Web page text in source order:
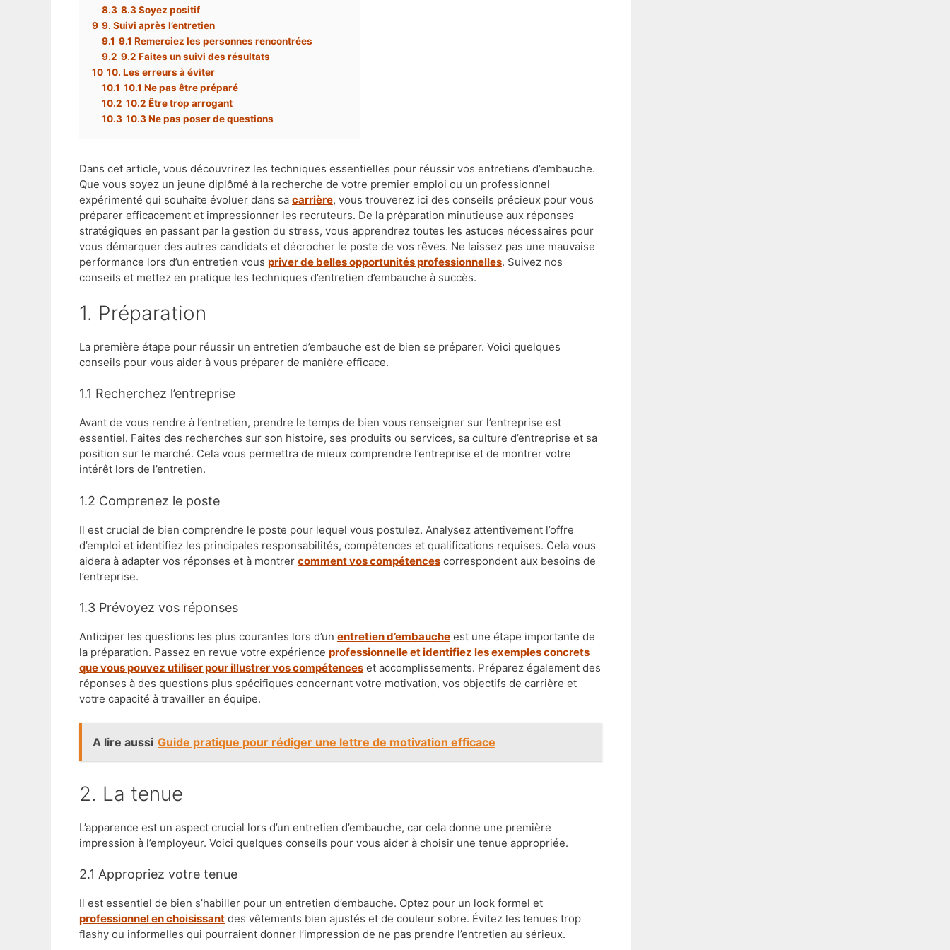
8.3 8.3 Soyez positif
9 9. Suivi après l’entretien
9.1 9.1 Remerciez les personnes rencontrées
9.2 9.2 Faites un suivi des résultats
10 10. Les erreurs à éviter
10.1 10.1 Ne pas être préparé
10.2 10.2 Être trop arrogant
10.3 10.3 Ne pas poser de questions
Dans cet article, vous découvrirez les techniques essentielles pour réussir vos entretiens d’embauche.
Que vous soyez un jeune diplômé à la recherche de votre premier emploi ou un professionnel
expérimenté qui souhaite évoluer dans sa carrière, vous trouverez ici des conseils précieux pour vous
préparer efficacement et impressionner les recruteurs. De la préparation minutieuse aux réponses
stratégiques en passant par la gestion du stress, vous apprendrez toutes les astuces nécessaires pour
vous démarquer des autres candidats et décrocher le poste de vos rêves. Ne laissez pas une mauvaise
performance lors d’un entretien vous priver de belles opportunités professionnelles. Suivez nos
conseils et mettez en pratique les techniques d’entretien d’embauche à succès.
1. Préparation
La première étape pour réussir un entretien d’embauche est de bien se préparer. Voici quelques
conseils pour vous aider à vous préparer de manière efficace.
1.1 Recherchez l’entreprise
Avant de vous rendre à l’entretien, prendre le temps de bien vous renseigner sur l’entreprise est
essentiel. Faites des recherches sur son histoire, ses produits ou services, sa culture d’entreprise et sa
position sur le marché. Cela vous permettra de mieux comprendre l’entreprise et de montrer votre
intérêt lors de l’entretien.
1.2 Comprenez le poste
Il est crucial de bien comprendre le poste pour lequel vous postulez. Analysez attentivement l’offre
d’emploi et identifiez les principales responsabilités, compétences et qualifications requises. Cela vous
aidera à adapter vos réponses et à montrer comment vos compétences correspondent aux besoins de
l’entreprise.
1.3 Prévoyez vos réponses
Anticiper les questions les plus courantes lors d’un entretien d’embauche est une étape importante de
la préparation. Passez en revue votre expérience professionnelle et identifiez les exemples concrets
que vous pouvez utiliser pour illustrer vos compétences et accomplissements. Préparez également des
réponses à des questions plus spécifiques concernant votre motivation, vos objectifs de carrière et
votre capacité à travailler en équipe.
A lire aussi Guide pratique pour rédiger une lettre de motivation efficace
2. La tenue
L’apparence est un aspect crucial lors d’un entretien d’embauche, car cela donne une première
impression à l’employeur. Voici quelques conseils pour vous aider à choisir une tenue appropriée.
2.1 Appropriez votre tenue
Il est essentiel de bien s’habiller pour un entretien d’embauche. Optez pour un look formel et
professionnel en choisissant des vêtements bien ajustés et de couleur sobre. Évitez les tenues trop
flashy ou informelles qui pourraient donner l’impression de ne pas prendre l’entretien au sérieux.